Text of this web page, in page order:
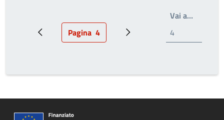
Pagina precedentePagina attuale
Pagina 4 Prossima pagina
Vai a…